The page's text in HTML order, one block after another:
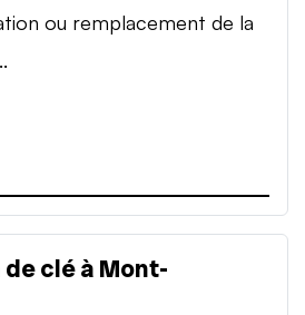
ou remplacement de la
clé à Mont-